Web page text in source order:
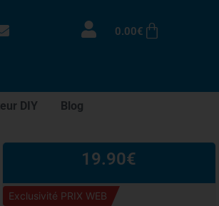
0.00€
DIY Blog
19.90€
Exclusivité PRIX WEB